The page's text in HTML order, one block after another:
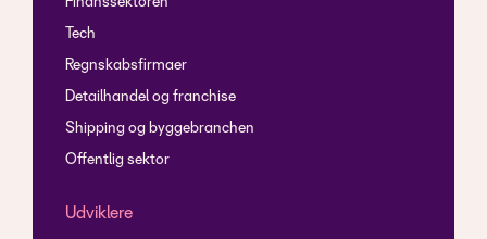
Finanssektoren
Tech
Regnskabsfirmaer
Detailhandel og franchise
Shipping og byggebranchen
Offentlig sektor
Udviklere